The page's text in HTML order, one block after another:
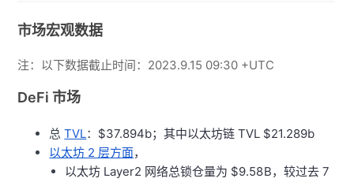
市场宏观数据
注：以下数据截止时间：2023.9.15 09:30 +UTC
DeFi 市场
总TVL： $37.894b；其中以太坊链 TVL $21.289b
以太坊 2 层方面，
以太坊 Layer2 网络总锁仓量为 $9.58 B，较过去 7